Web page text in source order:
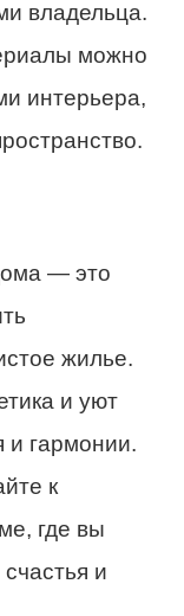
владельца.
можно
интерьера,
— это
жилье.
и уют
и гармонии.
к
где вы
и